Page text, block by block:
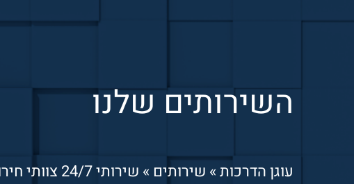
השירותים שלנו
עוגן הדרכות» שירותים » שירותי 24/7 צוותי חירום לחומרים מסוכנים